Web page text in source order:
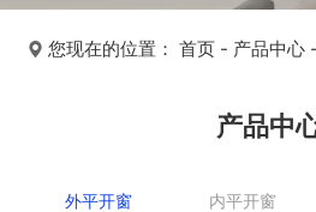
您现在的位置：首页 - 产品中心
产品中
外平开窗 内平开窗